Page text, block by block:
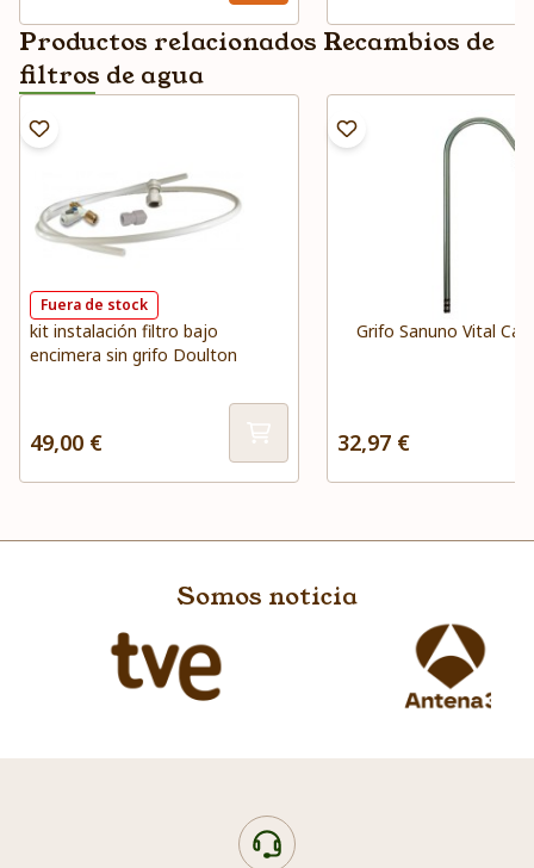
Productos relacionados Recambios de
filtros de agua
Fuera de stock
kit instalación filtro bajo
encimera sin grifo Doulton
49,00 €
Grifo Sanuno Vital
32,97 €
Somos noticia